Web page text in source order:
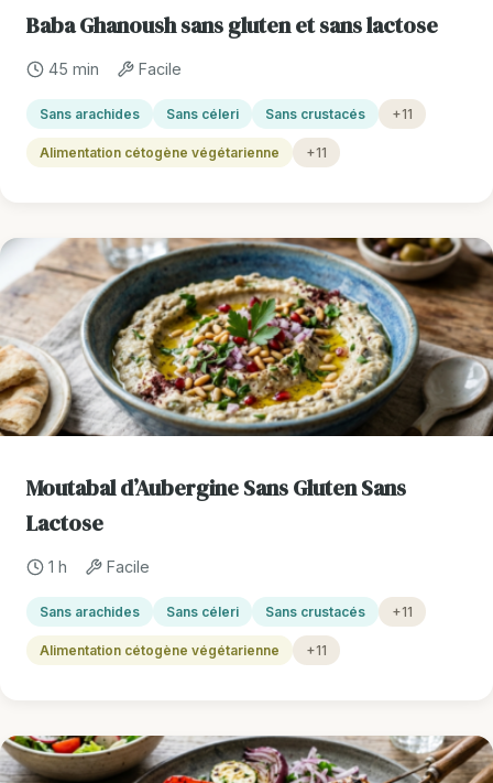
Baba Ghanoush sans gluten et sans lactose
45 min Facile
Sans arachides Sans céleri Sans crustacés +11
Alimentation cétogène végétarienne +11
Moutabal d’Aubergine Sans Gluten Sans
Lactose
1 h Facile
Sans arachides Sans céleri Sans crustacés +11
Alimentation cétogène végétarienne +11